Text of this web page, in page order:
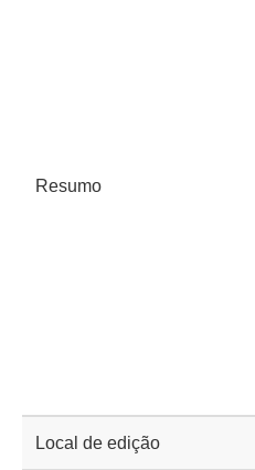
Resumo
Local de edição